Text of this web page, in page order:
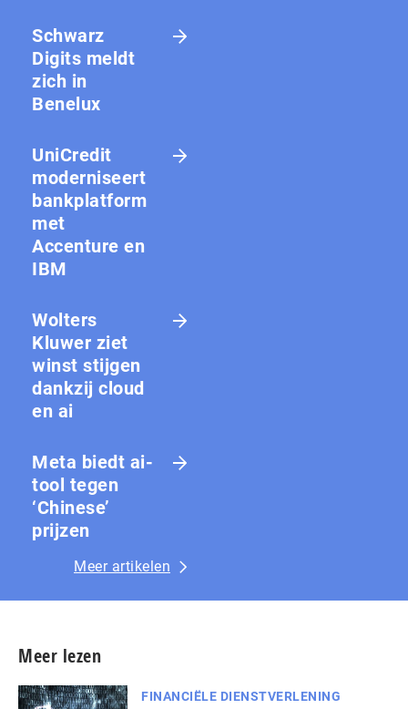
Schwarz
Digits meldt
zich in
Benelux
UniCredit
moderniseert
bankplatform
met
Accenture en
IBM
Wolters
Kluwer ziet
winst stijgen
dankzij cloud
en ai
Meta biedt ai-
tool tegen
‘Chinese’
prijzen
Meer artikelen
Meer lezen
FINANCIËLE DIENSTVERLENING